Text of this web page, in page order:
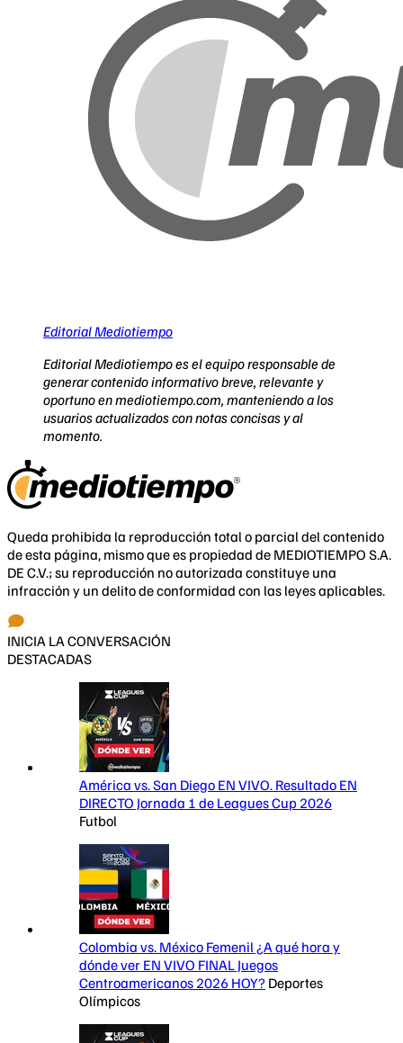
Editorial Mediotiempo
Editorial Mediotiempo es el equipo responsable de
generar contenido informativo breve, relevante y
oportuno en mediotiempo.com, manteniendo a los
usuarios actualizados con notas concisas y al
momento.
Queda prohibida la reproducción total o parcial del contenido
de esta página, mismo que es propiedad de MEDIOTIEMPO S.A.
DE C.V.; su reproducción no autorizada constituye una
infracción y un delito de conformidad con las leyes aplicables.
INICIA LA CONVERSACIÓN
DESTACADAS
América vs. San Diego EN VIVO. Resultado EN
DIRECTO Jornada 1 de Leagues Cup 2026
Futbol
Colombia vs. México Femenil ¿A qué hora y
dónde ver EN VIVO FINAL Juegos
Centroamericanos 2026 HOY? Deportes
Olímpicos